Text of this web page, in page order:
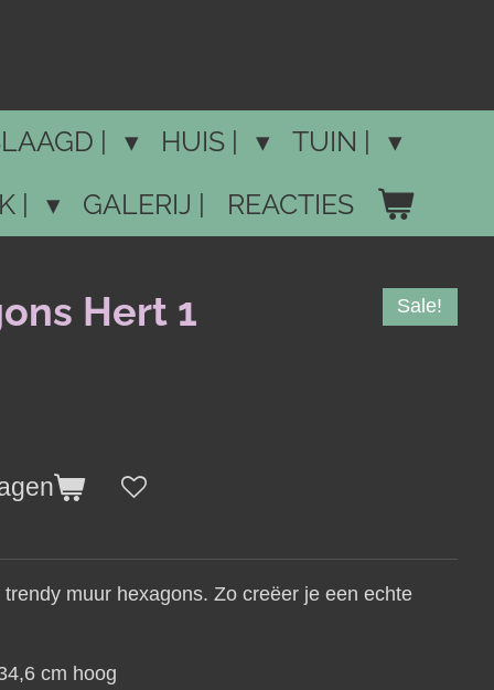
| HUIS |
TUIN |
| GALERIJ | REACTIES
Hert 1 Sale!
muur hexagons. Zo creëer je een echte
cm hoog